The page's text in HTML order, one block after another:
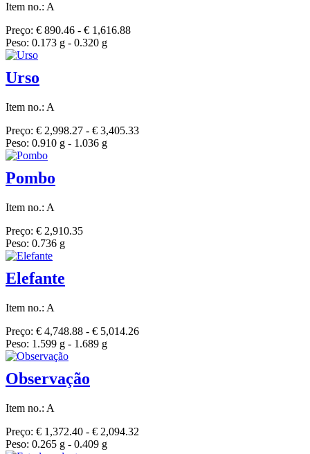
Item no.: A
Preço: € 890.46 - € 1,616.88
Peso: 0.173 g - 0.320 g
Urso
Item no.: A
Preço: € 2,998.27 - € 3,405.33
Peso: 0.910 g - 1.036 g
Pombo
Item no.: A
Preço: € 2,910.35
Peso: 0.736 g
Elefante
Item no.: A
Preço: € 4,748.88 - € 5,014.26
Peso: 1.599 g - 1.689 g
Observação
Item no.: A
Preço: € 1,372.40 - € 2,094.32
Peso: 0.265 g - 0.409 g